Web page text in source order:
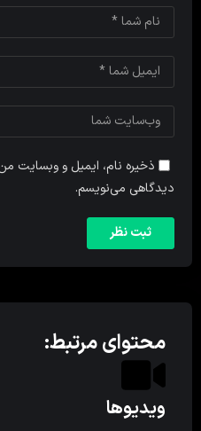
ذخیره نام، ایمیل و وبسایت من
دیدگاهی می‌نویسم.
محتوای مرتبط:
ویدیوها